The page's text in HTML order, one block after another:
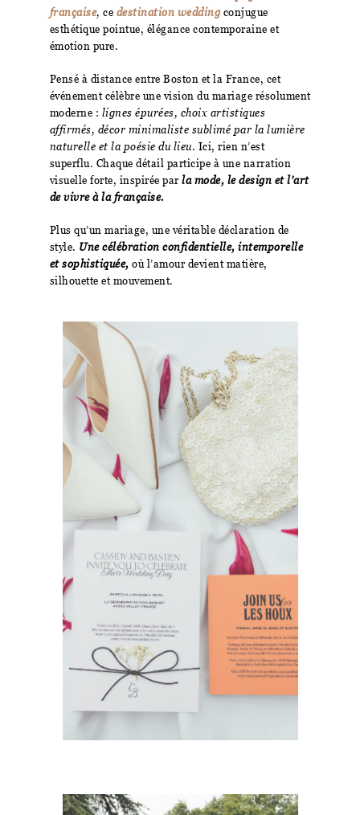
française, ce destination weddingconjugue
esthétique pointue, élégance contemporaine et
émotion pure.
Pensé à distance entre Boston et la France, cet
événement célèbre une vision du mariage résolument
moderne : lignes épurées, choix artistiques
affirmés, décor minimaliste sublimé par la lumière
naturelle et la poésie du lieu. Ici, rien n’est
superflu. Chaque détail participe à une narration
visuelle forte, inspirée parla mode, le design et l’art
de vivre à la française.
Plus qu’un mariage, une véritable déclaration de
style. Une célébration confidentielle, intemporelle
et sophistiquée, où l’amour devient matière,
silhouette et mouvement.